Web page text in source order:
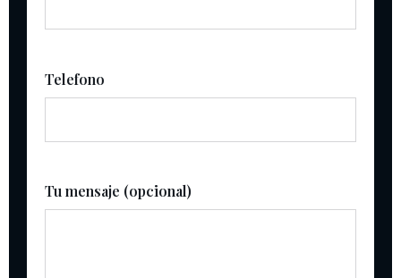
Telefono
Tu mensaje (opcional)